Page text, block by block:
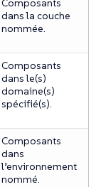
Composants
dans la couche
nommée.
Composants
dans le(s)
domaine(s)
spécifié(s).
Composants
dans
l’environnement
nommé.